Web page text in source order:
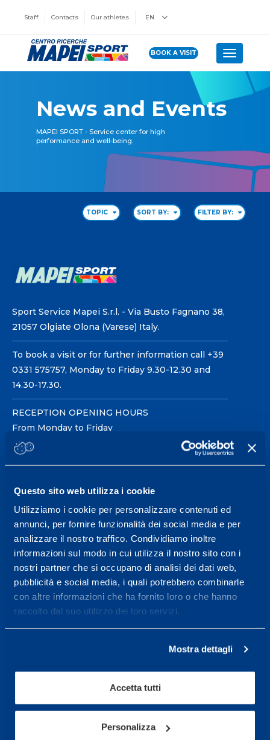
Questo sito web utilizza i cookie
Utilizziamo i cookie per personalizzare contenuti ed
annunci, per fornire funzionalità dei social media e per
analizzare il nostro traffico. Condividiamo inoltre
informazioni sul modo in cui utilizza il nostro sito con i
nostri partner che si occupano di analisi dei dati web,
pubblicità e social media, i quali potrebbero combinarle
con altre informazioni che ha fornito loro o che hanno
raccolto dal suo utilizzo dei loro servizi.
Mostra dettagli
Accetta tutti
Personalizza
Staff Contacts Our athletes EN
BOOK A VISIT Toggle
News and Events
MAPEI SPORT - Service center for high
performance and well-being.
TOPIC SORT BY: FILTER BY:
Sport Service Mapei S.r.l. - Via Busto Fagnano 38,
21057 Olgiate Olona (Varese) Italy.
To book a visit or for further information call +39
0331 575757, Monday to Friday 9.30-12.30 and
14.30-17.30.
RECEPTION OPENING HOURS
From Monday to Friday
08.30 - 18.30
Service center for high
performance and well-
being.
More informations
Services
Sport